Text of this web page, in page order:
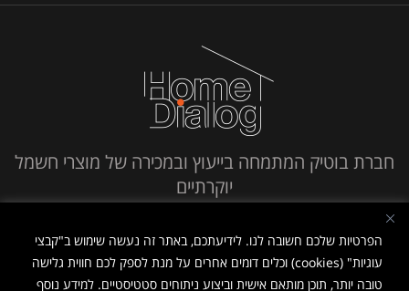
הפרטיות שלכם חשובה לנו. לידיעתכם, באתר זה נעשה שימוש ב"קבצי
עוגיות" (cookies) וכלים דומים אחרים על מנת לספק לכם חווית גלישה
טובה יותר, תוכן מותאם אישית וביצוע ניתוחים סטטיסטיים. למידע נוסף
חברת בוטיק המתמחה בייעוץ ובמכירה של מוצרי חשמל
יוקרתיים
חייג אלינו